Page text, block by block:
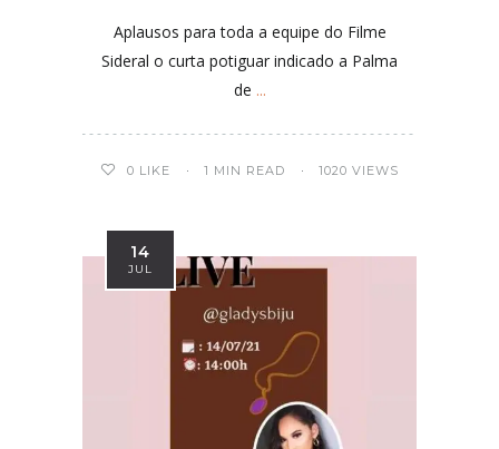
Aplausos para toda a equipe do Filme
Sideral o curta potiguar indicado a Palma
de ...
0 LIKE 1 MIN READ 1020 VIEWS
14
JUL